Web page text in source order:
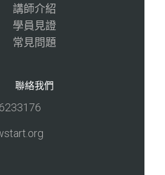
講師介紹
學員見證
常見問題
聯絡我們